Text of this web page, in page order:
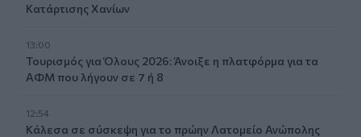
Κατάρτισης Χανίων
13:00
Τουρισμός για Όλους 2026: Άνοιξε η πλατφόρμα για τα
ΑΦΜ που λήγουν σε 7 ή 8
12:54
Κάλεσα σε σύσκεψη για το πρώην Λατομείο Ανώπολης